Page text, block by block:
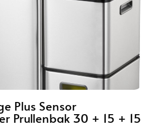
Plus Sensor
Prullenbak 30 + 15 + 15